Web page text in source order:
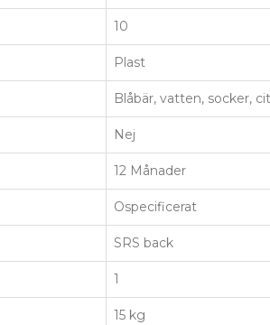
10
Plast
Blåbär, vatten, socker,
Nej
12 Månader
Ospecificerat
SRS back
1
15 kg